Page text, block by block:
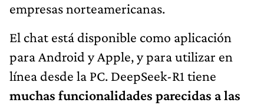
empresas norteamericanas.
El chat está disponible como aplicación
para Android y Apple, y para utilizar en
línea desde la PC. DeepSeek-R1 tiene
muchas funcionalidades parecidas a las